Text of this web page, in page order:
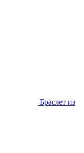
Браслет из